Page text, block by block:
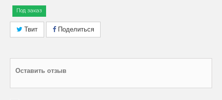
Под заказ
Твит Поделиться
Оставить отзыв